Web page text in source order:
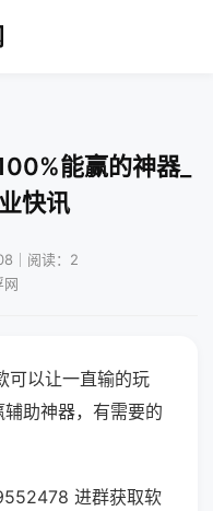
能赢的神器_
快讯
｜阅读：2
网
可以让一直输的玩
辅助神器，有需要的
进群获取软